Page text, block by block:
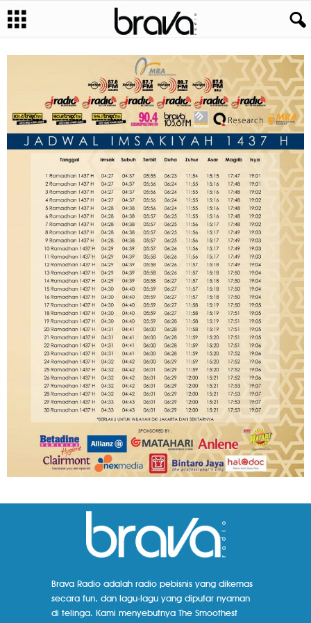
Brava Radio adalah radio pebisnis yang dikemas
secara fun, dan lagu-lagu yang diputar nyaman
di telinga. Kami menyebutnya The Smoothest